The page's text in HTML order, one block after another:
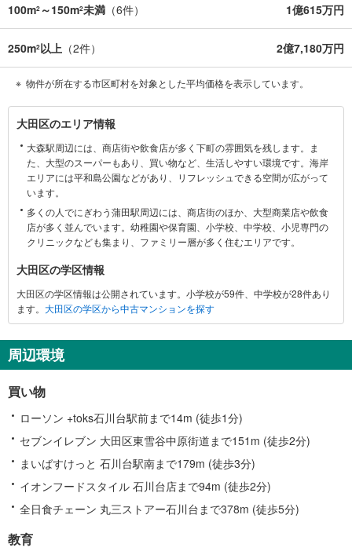
100m2 ～150m2未満 （6件） 1億615万円
250m2以上 （2件） 2億7,180万円
物件が所在する市区町村を対象とした平均価格を表示しています。
大
田
区
に
情
大田区のエリア情報
大森駅周辺には、商店街や飲食店が多く下町の雰囲気を残します。ま
た、大型のスーパーもあり、買い物など、生活しやすい環境です。海岸
エリアには平和島公園などがあり、リフレッシュできる空間が広がって
います。
多くの人でにぎわう蒲田駅周辺には、商店街のほか、大型商業店や飲食
店が多く並んでいます。幼稚園や保育園、小学校、中学校、小児専門の
クリニックなども集まり、ファミリー層が多く住むエリアです。
大田区の学区情報
大田区の学区情報は公開されています。小学校が59件、中学校が28件あり
ます。 大田区の学区から中古マンションを探す
周辺環境
買い物
ローソン +toks石川台駅前まで14m (徒歩1分)
セブンイレブン 大田区東雪谷中原街道まで151m (徒歩2分)
まいばすけっと 石川台駅南まで179m (徒歩3分)
イオンフードスタイル 石川台店まで94m (徒歩2分)
全日食チェーン 丸三ストアー石川台まで378m (徒歩5分)
教育